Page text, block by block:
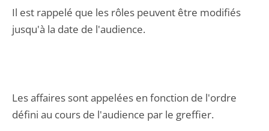
Il est rappelé que les rôles peuvent être modifiés
jusqu'à la date de l'audience.
Les affaires sont appelées en fonction de l'ordre
défini au cours de l'audience par le greffier.